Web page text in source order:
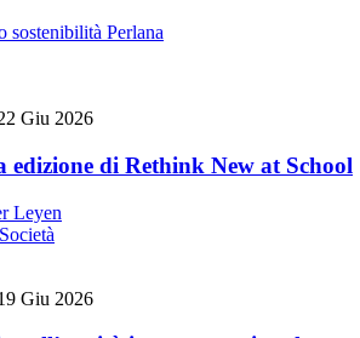
Giu 2026
edizione di Rethink New at School
Giu 2026